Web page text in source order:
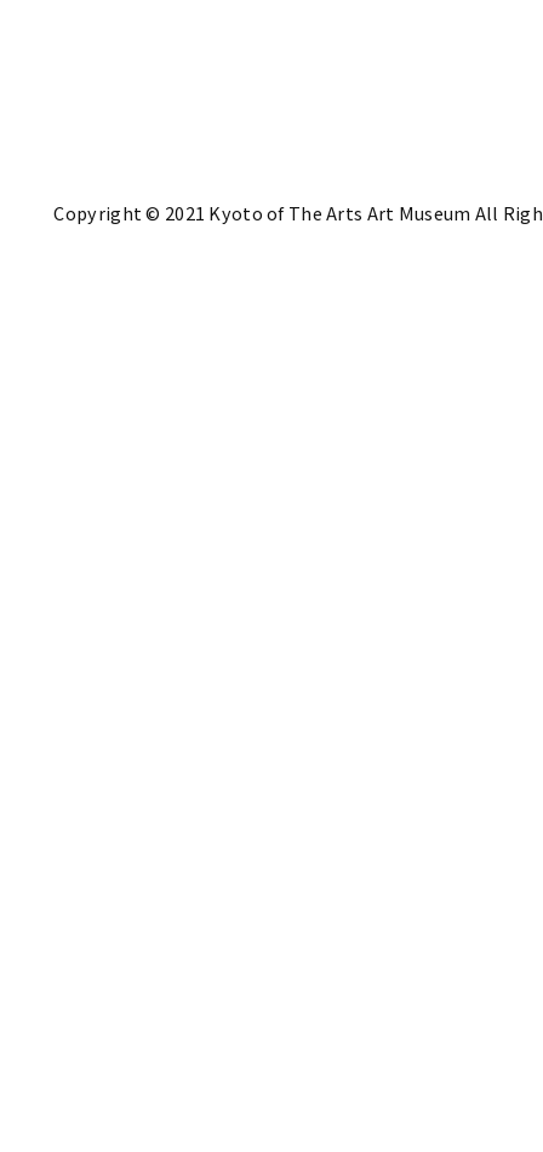
Copyright © 2021 Kyoto of The Arts Art Museum All